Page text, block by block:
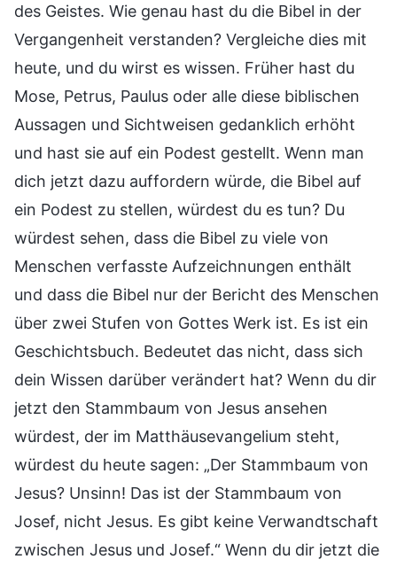
des Geistes. Wie genau hast du die Bibel in der
Vergangenheit verstanden? Vergleiche dies mit
heute, und du wirst es wissen. Früher hast du
Mose, Petrus, Paulus oder alle diese biblischen
Aussagen und Sichtweisen gedanklich erhöht
und hast sie auf ein Podest gestellt. Wenn man
dich jetzt dazu auffordern würde, die Bibel auf
ein Podest zu stellen, würdest du es tun? Du
würdest sehen, dass die Bibel zu viele von
Menschen verfasste Aufzeichnungen enthält
und dass die Bibel nur der Bericht des Menschen
über zwei Stufen von Gottes Werk ist. Es ist ein
Geschichtsbuch. Bedeutet das nicht, dass sich
dein Wissen darüber verändert hat? Wenn du dir
jetzt den Stammbaum von Jesus ansehen
würdest, der im Matthäusevangelium steht,
würdest du heute sagen: „Der Stammbaum von
Jesus? Unsinn! Das ist der Stammbaum von
Josef, nicht Jesus. Es gibt keine Verwandtschaft
zwischen Jesus und Josef.“ Wenn du dir jetzt die